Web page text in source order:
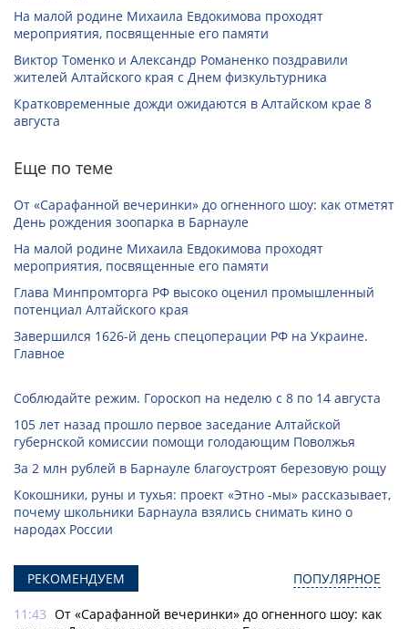
На малой родине Михаила Евдокимова проходят
мероприятия, посвященные его памяти
Виктор Томенко и Александр Романенко поздравили
жителей Алтайского края с Днем физкультурника
Кратковременные дожди ожидаются в Алтайском крае 8
августа
Еще по теме
От «Сарафанной вечеринки» до огненного шоу: как отметят
День рождения зоопарка в Барнауле
На малой родине Михаила Евдокимова проходят
мероприятия, посвященные его памяти
Глава Минпромторга РФ высоко оценил промышленный
потенциал Алтайского края
Завершился 1626-й день спецоперации РФ на Украине.
Главное
Соблюдайте режим. Гороскоп на неделю с 8 по 14 августа
105 лет назад прошло первое заседание Алтайской
губернской комиссии помощи голодающим Поволжья
За 2 млн рублей в Барнауле благоустроят березовую рощу
Кокошники, руны и тухья: проект «Этно -мы» рассказывает,
почему школьники Барнаула взялись снимать кино о
народах России
РЕКОМЕНДУЕМ ПОПУЛЯРНОЕ
11:43 От «Сарафанной вечеринки» до огненного шоу: как